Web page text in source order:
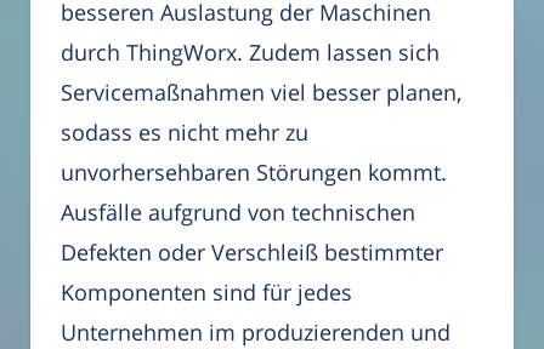
besseren Auslastung der Maschinen
durch ThingWorx. Zudem lassen sich
Servicemaßnahmen viel besser planen,
sodass es nicht mehr zu
unvorhersehbaren Störungen kommt.
Ausfälle aufgrund von technischen
Defekten oder Verschleiß bestimmter
Komponenten sind für jedes
Unternehmen im produzierenden und